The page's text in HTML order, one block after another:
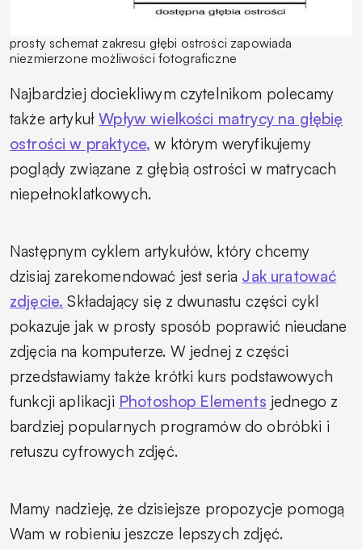
prosty schemat zakresu głębi ostrości zapowiada
niezmierzone możliwości fotograficzne
Najbardziej dociekliwym czytelnikom polecamy
także artykułWpływ wielkości matrycy na głębię
ostrości w praktyce, w którym weryfikujemy
poglądy związane z głębią ostrości w matrycach
niepełnoklatkowych.
Następnym cyklem artykułów, który chcemy
dzisiaj zarekomendować jest seria Jak uratować
zdjęcie. Składający się z dwunastu części cykl
pokazuje jak w prosty sposób poprawić nieudane
zdjęcia na komputerze. W jednej z części
przedstawiamy także krótki kurs podstawowych
funkcji aplikacji Photoshop Elements jednego z
bardziej popularnych programów do obróbki i
retuszu cyfrowych zdjęć.
Mamy nadzieję, że dzisiejsze propozycje pomogą
Wam w robieniu jeszcze lepszych zdjęć.